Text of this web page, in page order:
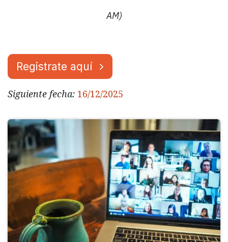
AM)
Registrate aquí
Siguiente fecha: 16/12/2025